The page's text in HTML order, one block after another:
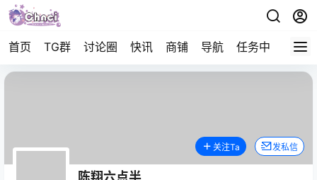
首页 TG群 讨论圈 快讯 商铺 导航 任务中心 帮助
陈翔六点半
关注Ta 发私信